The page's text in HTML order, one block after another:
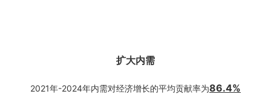
扩大内需
2021年-2024年内需对经济增长的平均贡献率为86.4%